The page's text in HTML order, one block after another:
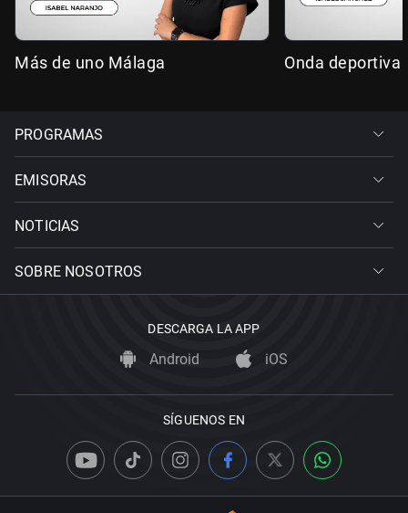
Más de uno Málaga Onda deportiva
PROGRAMAS
EMISORAS
NOTICIAS
SOBRE NOSOTROS
DESCARGA LA APP
Android iOS
SÍGUENOS EN